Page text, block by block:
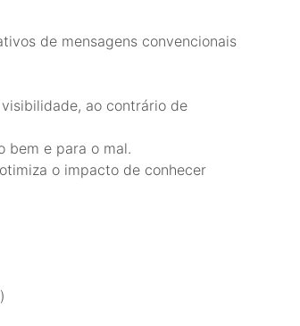
de mensagens convencionais
ao contrário de
bem e para o mal.
o impacto de conhecer